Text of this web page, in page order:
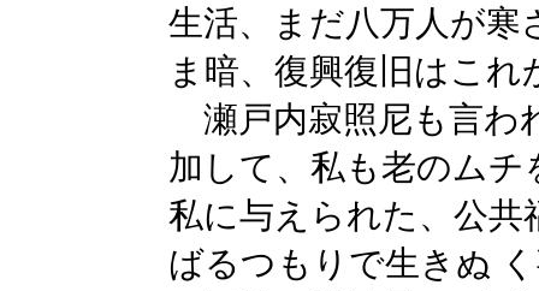
生活、まだ八万人が寒
ま暗、復興復旧はこれ
瀬戸内寂照尼も言わ
加して、私も老のム
私に与えられた、公共
ばるつもりで生きぬ